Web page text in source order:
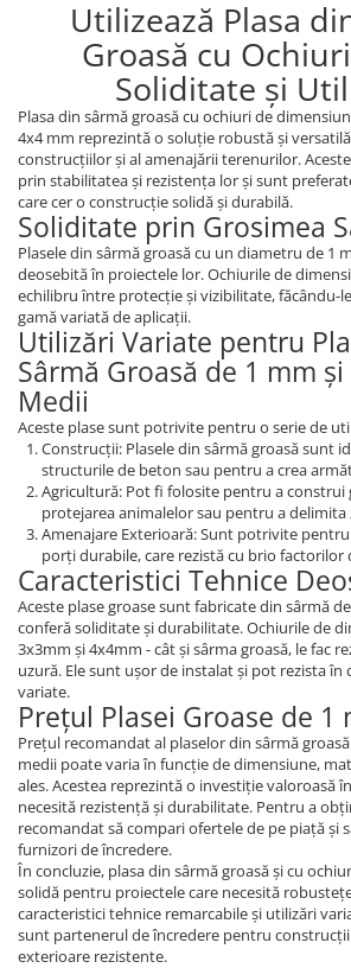
Utilizează Plasa
Groasă cu
Soliditate și
Plasa din sârmă groasă cu ochiuri de
4x4 mm reprezintă o soluție robustă și
construcțiilor și al amenajării terenurilor.
prin stabilitatea și rezistența lor și sunt
care cer o construcție solidă și durabilă.
Soliditate prin Grosimea
Plasele din sârmă groasă cu un diametru de 1
deosebită în proiectele lor. Ochiurile de
echilibru între protecție și vizibilitate, făcându-
gamă variată de aplicații.
Utilizări Variate pentru
Sârmă Groasă de 1 mm
Medii
Aceste plase sunt potrivite pentru o serie de
Construcții: Plasele din sârmă groasă sunt
structurile de beton sau pentru a crea
Agricultură: Pot fi folosite pentru a
protejarea animalelor sau pentru a delimita
Amenajare Exterioară: Sunt potrivite
porți durabile, care rezistă cu brio factorilor
Caracteristici Tehnice
Aceste plase groase sunt fabricate din sârmă
conferă soliditate și durabilitate. Ochiurile de
3x3mm și 4x4mm - cât și sârma groasă, le fac
uzură. Ele sunt ușor de instalat și pot rezista în
variate.
Prețul Plasei Groase de 1
Prețul recomandat al plaselor din sârmă
medii poate varia în funcție de dimensiune,
ales. Acestea reprezintă o investiție valoroasă
necesită rezistență și durabilitate. Pentru a
recomandat să compari ofertele de pe piață și
furnizori de încredere.
În concluzie, plasa din sârmă groasă și cu
solidă pentru proiectele care necesită
caracteristici tehnice remarcabile și utilizări
sunt partenerul de încredere pentru
exterioare rezistente.